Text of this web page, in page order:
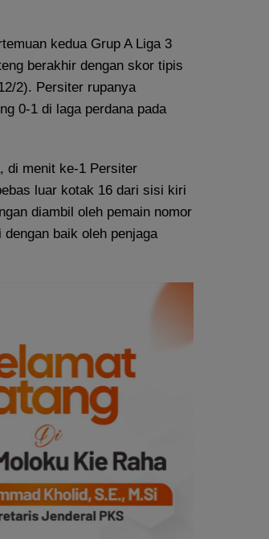
kedua Grup A Liga 3
berakhir dengan skor tipis
2). Persiter rupanya
0-1 di laga perdana pada
di menit ke-1 Persiter
luar kotak 16 dari sisi kiri
diambil oleh pemain nomor
baik oleh penjaga